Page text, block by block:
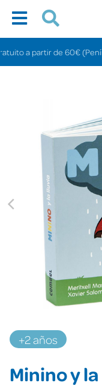
a partir de 60€
+2 años
Minino y